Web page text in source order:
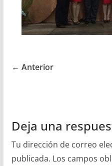
← Anterior
Deja una
Tu dirección de correo
publicada. Los campos